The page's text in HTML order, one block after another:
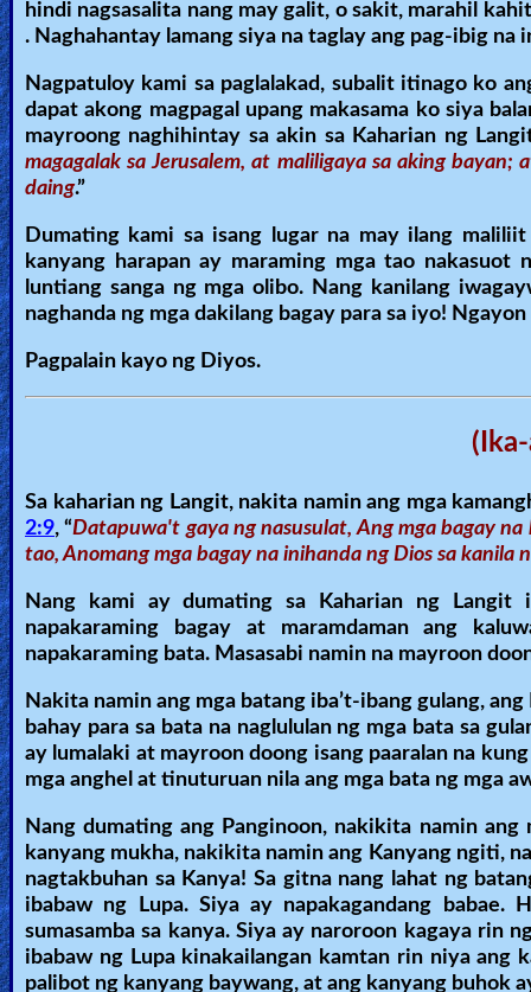
hindi nagsasalita nang may galit, o sakit, marahil
. Naghahantay lamang siya na taglay ang pag-ibig na
Nagpatuloy kami sa paglalakad, subalit itinago ko
dapat akong magpagal upang makasama ko siya
mayroong naghihintay sa akin sa Kaharian ng
magagalak sa Jerusalem, at maliligaya sa aking
daing.”
Dumating kami sa isang lugar na may ilang
kanyang harapan ay maraming mga tao
luntiang sanga ng mga olibo. Nang kanilang
naghanda ng mga dakilang bagay para sa iyo!
Pagpalain kayo ng Diyos.
Sa kaharian ng Langit, nakita namin ang mga
2:9, “Datapuwa't gaya ng nasusulat, Ang mga bagay
tao, Anomang mga bagay na inihanda ng Dios sa kanila
Nang kami ay dumating sa Kaharian ng Langit
napakaraming bagay at maramdaman ang
napakaraming bata. Masasabi namin na mayroon
Nakita namin ang mga batang iba’t-ibang gulang,
bahay para sa bata na naglululan ng mga bata sa
ay lumalaki at mayroon doong isang paaralan na
mga anghel at tinuturuan nila ang mga bata ng mga
Nang dumating ang Panginoon, nakikita namin
kanyang mukha, nakikita namin ang Kanyang ngiti,
nagtakbuhan sa Kanya! Sa gitna nang lahat ng
ibabaw ng Lupa. Siya ay napakagandang
sumasamba sa kanya. Siya ay naroroon kagaya rin
ibabaw ng Lupa kinakailangan kamtan rin niya ang
palibot ng kanyang baywang, at ang kanyang buhok